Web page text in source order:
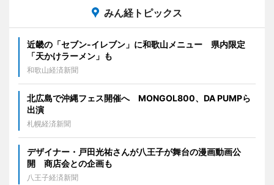
みん経トピックス
近畿の「セブン-イレブン」に和歌山メニュー 県内限定
「天かけラーメン」も
和歌山経済新聞
北広島で沖縄フェス開催へ MONGOL800、DA PUMPら
出演
札幌経済新聞
デザイナー・戸田光祐さんが八王子が舞台の漫画動画公
開 商店会との企画も
八王子経済新聞